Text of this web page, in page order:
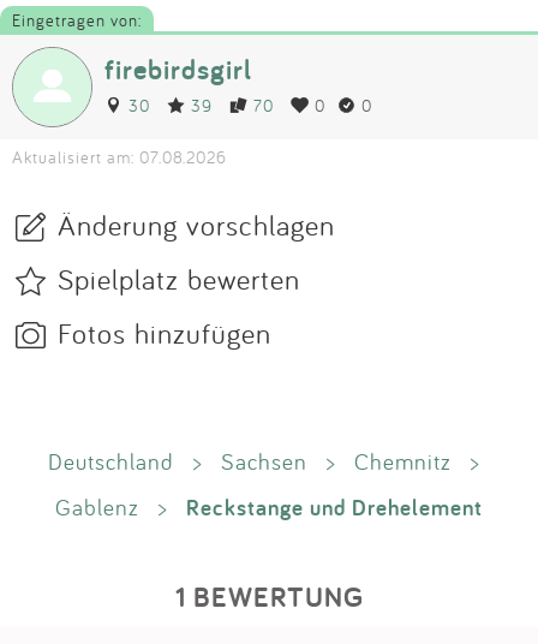
Eingetragen von:
firebirdsgirl
30 39 70 0 0
Aktualisiert am: 07.08.2026
Änderung vorschlagen
Spielplatz bewerten
Fotos hinzufügen
Deutschland > Sachsen > Chemnitz
>
Gablenz
> Reckstange und Drehelement
1 BEWERTUNG